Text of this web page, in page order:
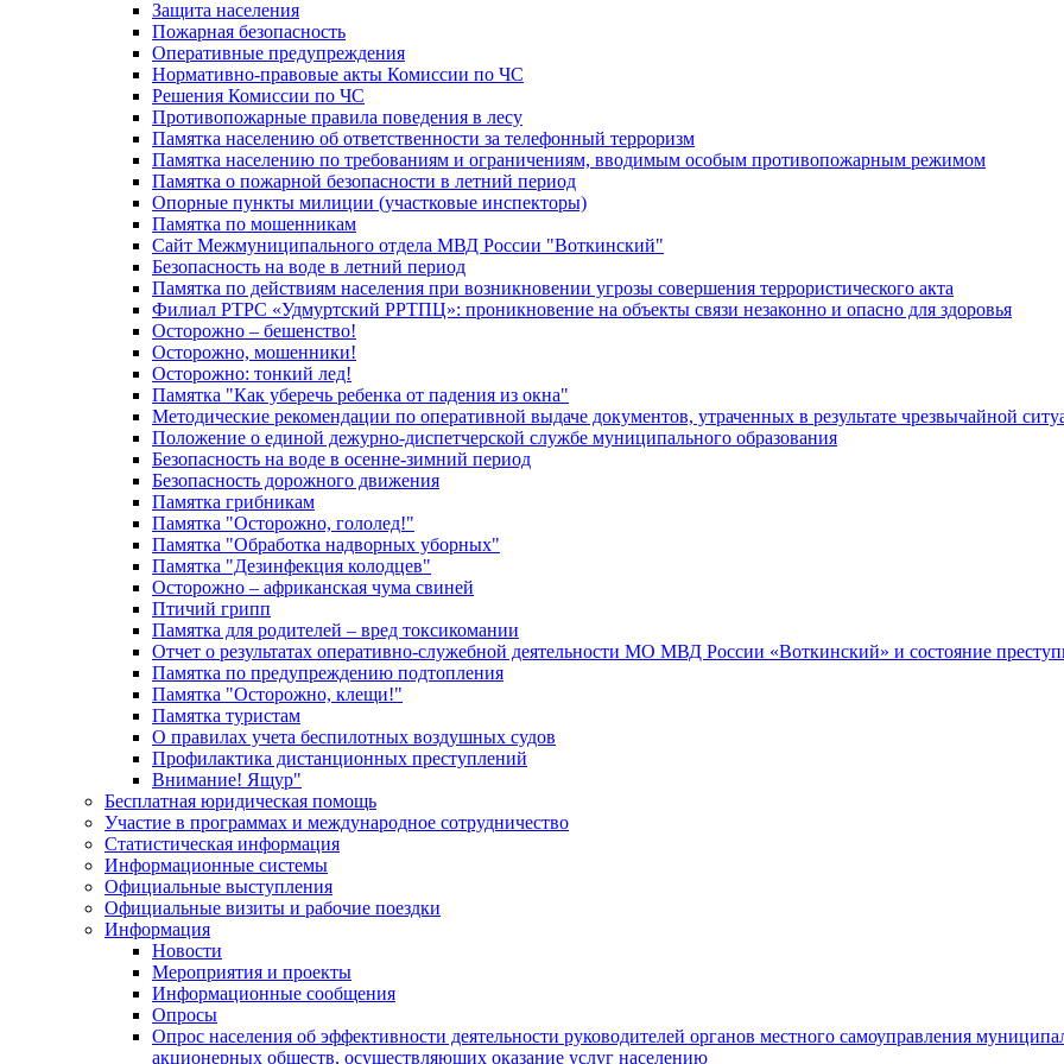
Защита населения
Пожарная безопасность
Оперативные предупреждения
Нормативно-правовые акты Комиссии по ЧС
Решения Комиссии по ЧС
Противопожарные правила поведения в лесу
Памятка населению об ответственности за телефонный терроризм
Памятка населению по требованиям и ограничениям, вводимым особым противопожарным режимом
Памятка о пожарной безопасности в летний период
Опорные пункты милиции (участковые инспекторы)
Памятка по мошенникам
Сайт Межмуниципального отдела МВД России "Воткинский"
Безопасность на воде в летний период
Памятка по действиям населения при возникновении угрозы совершения террористического акта
Филиал РТРС «Удмуртский РРТПЦ»: проникновение на объекты связи незаконно и опасно для здоровья
Осторожно – бешенство!
Осторожно, мошенники!
Осторожно: тонкий лед!
Памятка "Как уберечь ребенка от падения из окна"
Методические рекомендации по оперативной выдаче документов, утраченных в результате чрезвычайной
Положение о единой дежурно-диспетчерской службе муниципального образования
Безопасность на воде в осенне-зимний период
Безопасность дорожного движения
Памятка грибникам
Памятка "Осторожно, гололед!"
Памятка "Обработка надворных уборных"
Памятка "Дезинфекция колодцев"
Осторожно – африканская чума свиней
Птичий грипп
Памятка для родителей – вред токсикомании
Отчет о результатах оперативно-служебной деятельности МО МВД России «Воткинский» и состояние
Памятка по предупреждению подтопления
Памятка "Осторожно, клещи!"
Памятка туристам
О правилах учета беспилотных воздушных судов
Профилактика дистанционных преступлений
Внимание! Ящур"
Бесплатная юридическая помощь
Участие в программах и международное сотрудничество
Статистическая информация
Информационные системы
Официальные выступления
Официальные визиты и рабочие поездки
Информация
Новости
Мероприятия и проекты
Информационные сообщения
Опросы
Опрос населения об эффективности деятельности руководителей органов местного самоуправления
акционерных обществ, осуществляющих оказание услуг населению